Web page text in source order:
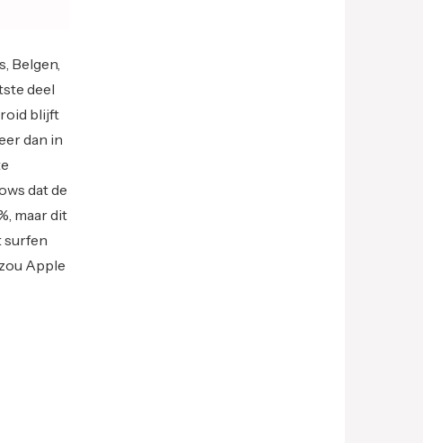
Belgen,
deel
blijft
dan in
dat de
maar dit
surfen
Apple